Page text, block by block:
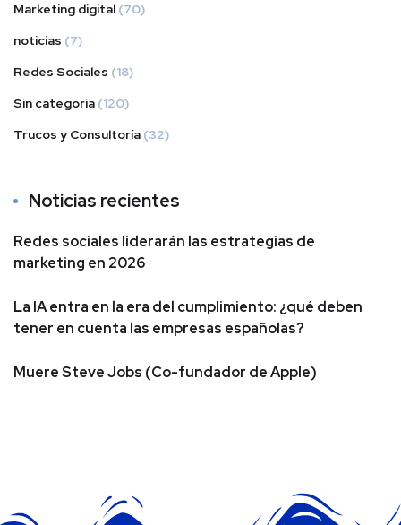
Marketing digital (70)
noticias (7)
Redes Sociales (18)
Sin categoría (120)
Trucos y Consultoría (32)
Noticias recientes
Redes sociales liderarán las estrategias de
marketing en 2026
La IA entra en la era del cumplimiento: ¿qué deben
tener en cuenta las empresas españolas?
Muere Steve Jobs (Co-fundador de Apple)